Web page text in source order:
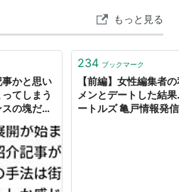
は、こちら↓↓↓ 14時51分発 特
JR本庄駅へキタキタ～ガタ…
もっと見る
かと思い
てしまう
の塊だっ
234 ブックマーク
【前編】女性編集者
メンとデートした結
ートルズ 亀戸情報発